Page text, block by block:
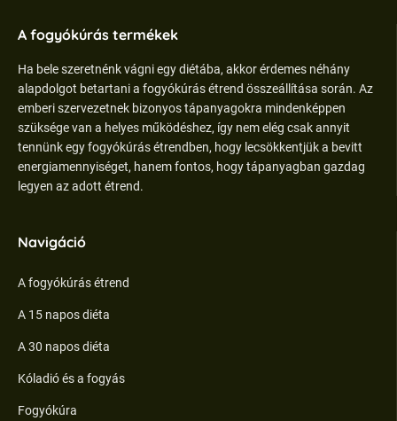
A fogyókúrás termékek
Ha bele szeretnénk vágni egy diétába, akkor érdemes néhány
alapdolgot betartani a fogyókúrás étrend összeállítása során. Az
emberi szervezetnek bizonyos tápanyagokra mindenképpen
szüksége van a helyes működéshez, így nem elég csak annyit
tennünk egy fogyókúrás étrendben, hogy lecsökkentjük a bevitt
energiamennyiséget, hanem fontos, hogy tápanyagban gazdag
legyen az adott étrend.
Navigáció
A fogyókúrás étrend
A 15 napos diéta
A 30 napos diéta
Kóladió és a fogyás
Fogyókúra